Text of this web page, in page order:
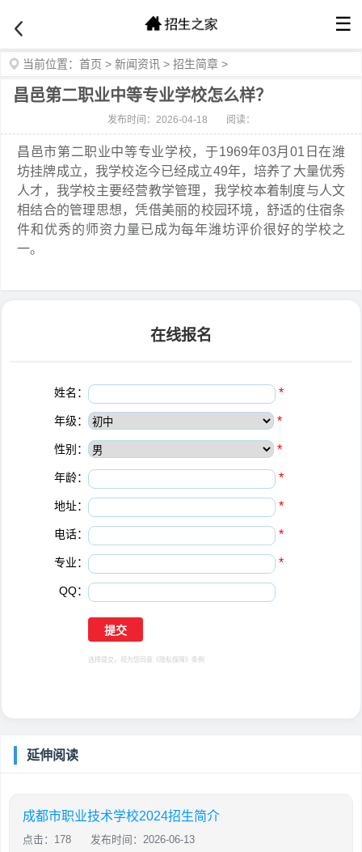
☰
当前位置： 首页 > 新闻资讯 > 招生简章 >
昌邑第二职业中等专业学校怎么样？
发布时间：2026-04-18 阅读：
昌邑市第二职业中等专业学校，于1969年03月01日在潍
坊挂牌成立，我学校迄今已经成立49年，培养了大量优秀
人才，我学校主要经营教学管理，我学校本着制度与人文
相结合的管理思想，凭借美丽的校园环境，舒适的住宿条
件和优秀的师资力量已成为每年潍坊评价很好的学校之
一。
在线报名
姓名： *
年级： *
性别： *
年龄： *
地址： *
电话： *
专业： *
QQ：
选择提交，视为您同意 《隐私保障》 条例
延伸阅读
成都市职业技术学校2024招生简介
点击：178 发布时间：2026-06-13